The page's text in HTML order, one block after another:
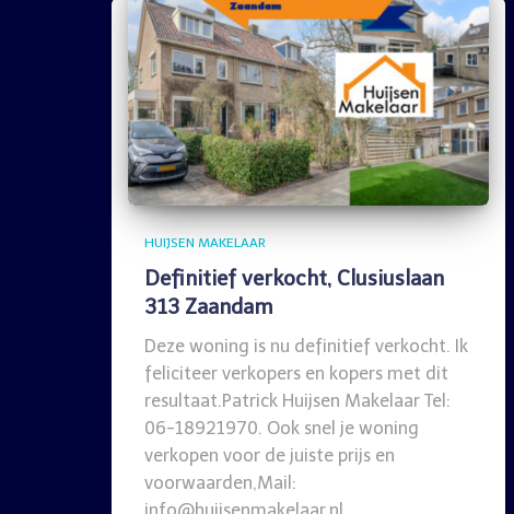
HUIJSEN MAKELAAR
Definitief verkocht, Clusiuslaan
313 Zaandam
Deze woning is nu definitief verkocht. Ik
feliciteer verkopers en kopers met dit
resultaat.Patrick Huijsen Makelaar Tel:
06-18921970. Ook snel je woning
verkopen voor de juiste prijs en
voorwaarden,Mail: